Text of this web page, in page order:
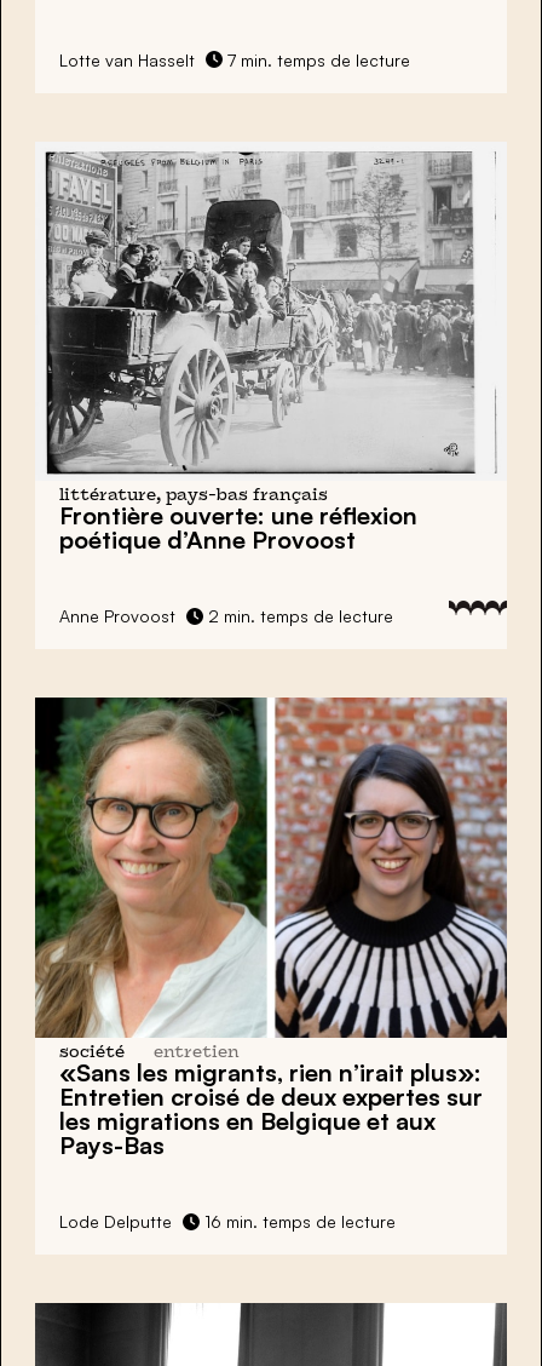
Lotte van Hasselt 7 min. temps de lecture
littérature, pays-bas français
Frontière ouverte: une réflexion
poétique d’Anne Provoost
Anne Provoost 2 min. temps de lecture
société entretien
«Sans les migrants, rien n’irait plus»:
Entretien croisé de deux expertes sur
les migrations en Belgique et aux
Pays-Bas
Lode Delputte 16 min. temps de lecture